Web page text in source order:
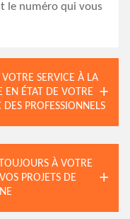
le numéro qui vous
SERVICE À LA
EN ÉTAT DE VOTRE
PROFESSIONNELS
À VOTRE
PROJETS DE